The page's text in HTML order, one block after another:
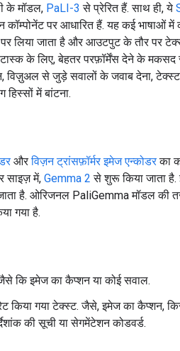
के मॉडल, PaLI-3 से प्रेरित हैं. साथ ही, ये
पर आधारित हैं. यह कई भाषाओं में
लिया जाता है और आउटपुट के तौर पर
के लिए, बेहतर परफ़ॉर्मेंस देने के मकसद
विज़ुअल से जुड़े सवालों के जवाब देना,
में बांटना.
औरविज़न ट्रांसफ़ॉर्मर इमेज एन्कोडरका
साइज़ में, Gemma 2 से शुरू किया जाता है.
है. ओरिजनल PaliGemma मॉडल की
गया है.
कि इमेज का कैप्शन या कोई सवाल.
किया गया टेक्स्ट. जैसे, इमेज का कैप्शन,
की सूची या सेगमेंटेशन कोडवर्ड.